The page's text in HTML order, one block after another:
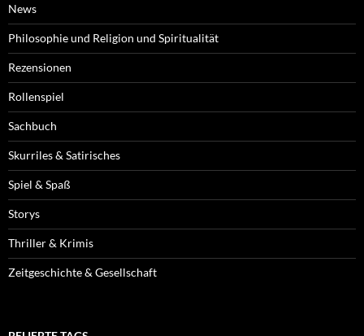
News
Philosophie und Religion und Spiritualität
Rezensionen
Rollenspiel
Sachbuch
Skurriles & Satirisches
Spiel & Spaß
Storys
Thriller & Krimis
Zeitgeschichte & Gesellschaft